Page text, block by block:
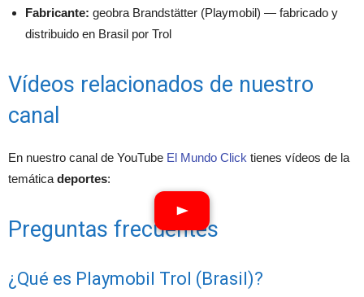
Fabricante: geobra Brandstätter (Playmobil) — fabricado y
distribuido en Brasil por Trol
Vídeos relacionados de nuestro
canal
En nuestro canal de YouTube El Mundo Click tienes vídeos de la
temática deportes:
Preguntas frecuentes
¿Qué es Playmobil Trol (Brasil)?